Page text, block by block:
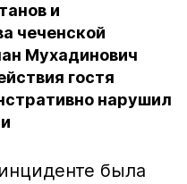
и
чеченской
Мухадинович
гостя
нарушил
была